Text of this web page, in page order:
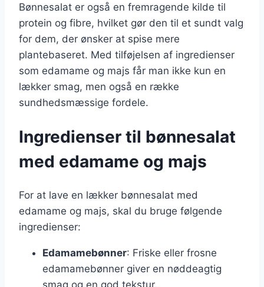
Bønnesalat er også en fremragende kilde til
protein og fibre, hvilket gør den til et sundt valg
for dem, der ønsker at spise mere
plantebaseret. Med tilføjelsen af ingredienser
som edamame og majs får man ikke kun en
lækker smag, men også en række
sundhedsmæssige fordele.
Ingredienser til bønnesalat
med edamame og majs
For at lave en lækker bønnesalat med
edamame og majs, skal du bruge følgende
ingredienser:
Edamamebønner: Friske eller frosne
edamamebønner giver en nøddeagtig